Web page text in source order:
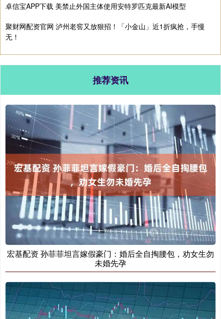
卓信宝APP下载 美禁止外国主体使用安特罗匹克最新AI模型
聚财网配资官网 泸州老窖又放狠招！「小金山」近1折疯抢，手慢
无！
推荐资讯
宏基配资 孙菲菲坦言嫁假豪门：婚后全自掏腰包，劝女生勿
未婚先孕